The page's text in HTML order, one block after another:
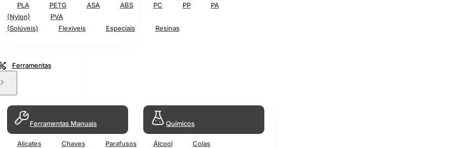
PLA PETG ASA ABS PC PP
PA
(Nylon)
PVA
(Solúveis)
Flexiveis Especiais Resinas
Ferramentas
Ferramentas Manuais
Alicates Chaves
Parafusos
Químicos
Álcool Colas